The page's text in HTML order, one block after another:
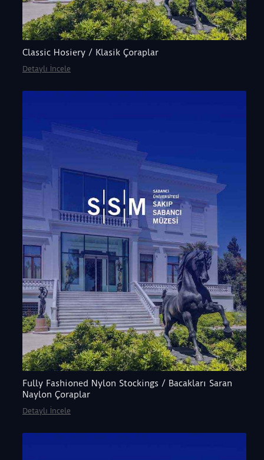
Classic Hosiery / Klasik Çoraplar
Detaylı İncele
Fully Fashioned Nylon Stockings / Bacakları Saran
Naylon Çoraplar
Detaylı İncele